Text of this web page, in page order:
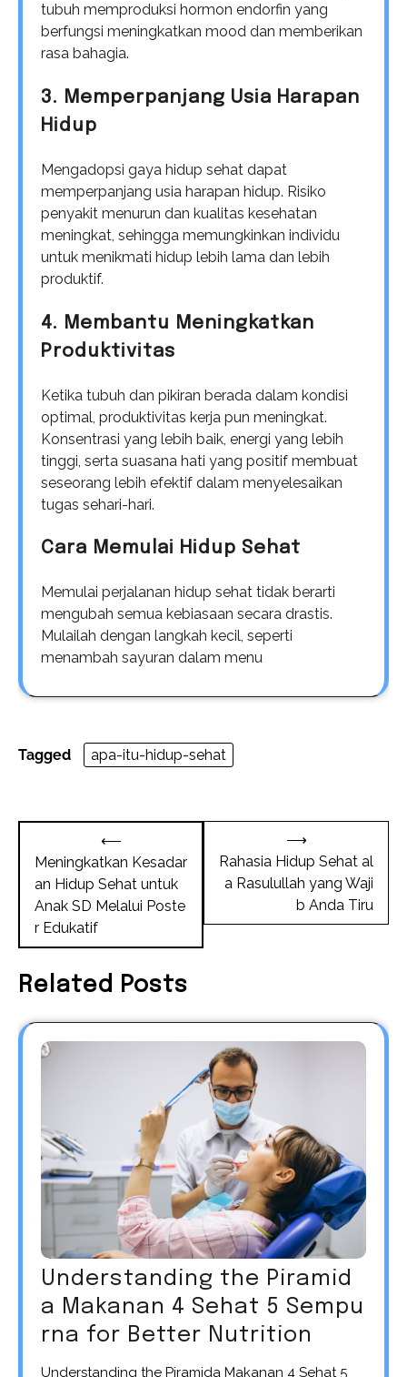
tubuh memproduksi hormon endorfin yang
berfungsi meningkatkan mood dan memberikan
rasa bahagia.
3. Memperpanjang Usia Harapan
Hidup
Mengadopsi gaya hidup sehat dapat
memperpanjang usia harapan hidup. Risiko
penyakit menurun dan kualitas kesehatan
meningkat, sehingga memungkinkan individu
untuk menikmati hidup lebih lama dan lebih
produktif.
4. Membantu Meningkatkan
Produktivitas
Ketika tubuh dan pikiran berada dalam kondisi
optimal, produktivitas kerja pun meningkat.
Konsentrasi yang lebih baik, energi yang lebih
tinggi, serta suasana hati yang positif membuat
seseorang lebih efektif dalam menyelesaikan
tugas sehari-hari.
Cara Memulai Hidup Sehat
Memulai perjalanan hidup sehat tidak berarti
mengubah semua kebiasaan secara drastis.
Mulailah dengan langkah kecil, seperti
menambah sayuran dalam menu
Tagged apa-itu-hidup-sehat
navigation
⟵
Meningkatkan Kesadar
an Hidup Sehat untuk
Anak SD Melalui Poste
r Edukatif
Rahasia Hidup Sehat al
a Rasulullah yang Waji
b Anda Tiru
⟶
Related Posts
Understanding the Piramid
a Makanan 4 Sehat 5 Sempu
rna for Better Nutrition
Understanding the Piramida Makanan 4 Sehat 5